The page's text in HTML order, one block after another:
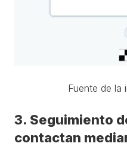
Fuente de la
3. Seguimiento
contactan